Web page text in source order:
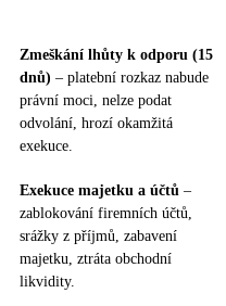
Zmeškání lhůty k odporu (15
dnů) – platební rozkaz nabude
právní moci, nelze podat
odvolání, hrozí okamžitá
exekuce.
Exekuce majetku a účtů –
zablokování firemních účtů,
srážky z příjmů, zabavení
majetku, ztráta obchodní
likvidity.